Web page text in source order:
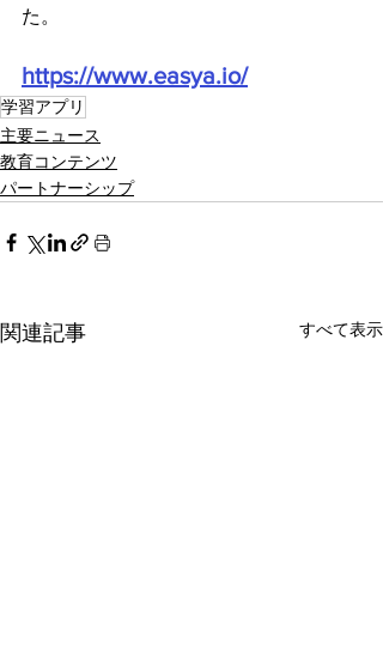
た。
https://www.easya.io/
学習アプリ
主要ニュース
教育コンテンツ
パートナーシップ
関連記事 すべて表示